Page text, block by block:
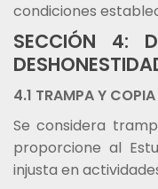
condiciones
SECCIÓN 4:
4.1 TRAMPA Y COPIA
Se considera
proporcione al
injusta en